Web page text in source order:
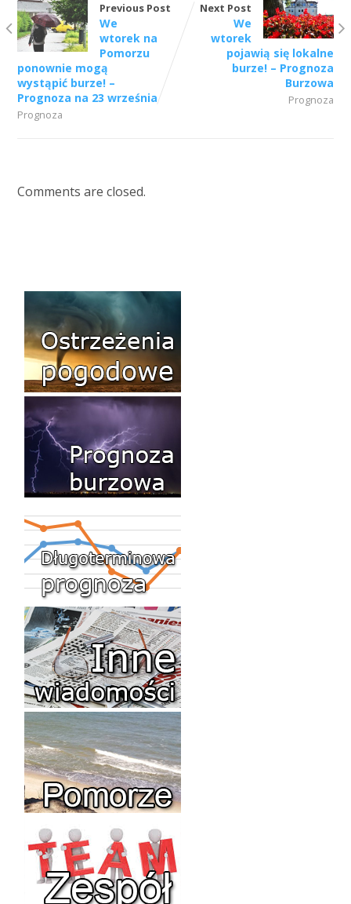
Previous Post
We
wtorek na
Pomorzu
ponownie mogą
wystąpić burze! –
Prognoza na 23 września
Prognoza
Next Post
We
wtorek
pojawią się lokalne
burze! – Prognoza
Burzowa
Prognoza
Comments are closed.